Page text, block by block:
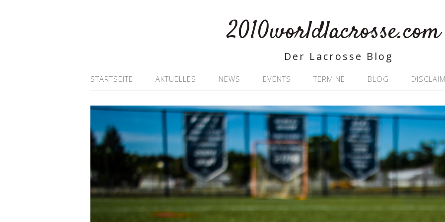
2010worldlacrosse.com
Der Lacrosse Blog
STARTSEITE AKTUELLES NEWS EVENTS TERMINE BLOG